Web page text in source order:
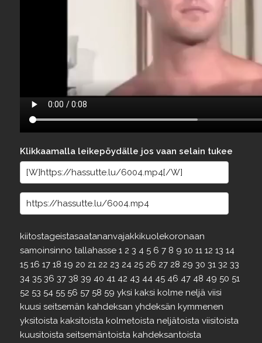
Klikkaamalla leikepöydälle jos vaan selain tukee
kiitostageistasaatananvajakkikuolekoronaan
samoinsinno tallahasse 1 2 3 4 5 6 7 8 9 10 11 12 13 14
15 16 17 18 19 20 21 22 23 24 25 26 27 28 29 30 31 32 33
34 35 36 37 38 39 40 41 42 43 44 45 46 47 48 49 50 51
52 53 54 55 56 57 58 59 yksi kaksi kolme neljä viisi
kuusi seitsemän kahdeksan yhdeksän kymmenen
yksitoista kaksitoista kolmetoista neljätoista viisitoista
kuusitoista seitsemäntoista kahdeksantoista